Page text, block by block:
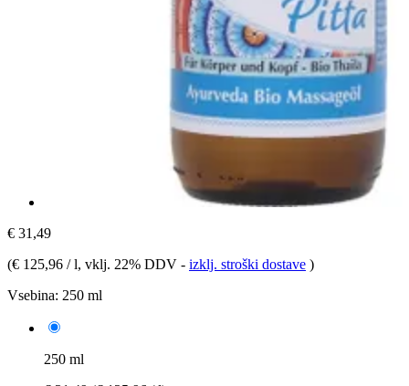
€ 31,49
(€ 125,96 / l, vklj. 22% DDV - izklj. stroški dostave )
Vsebina: 250 ml
250 ml